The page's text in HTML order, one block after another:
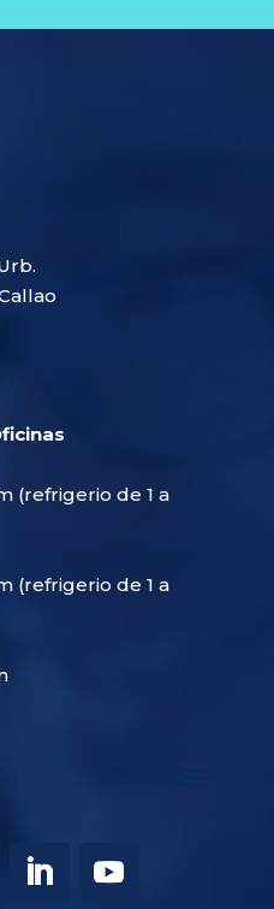
(refrigerio de 1 a
(refrigerio de 1 a